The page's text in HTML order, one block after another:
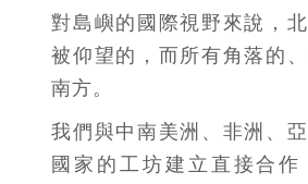
對島嶼的國際視野來說，
被仰望的，而所有角落的
南方。
我們與中南美洲、非洲、
國家的工坊建立直接合作